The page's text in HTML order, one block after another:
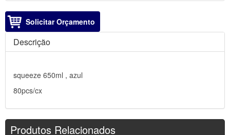
Solicitar Orçamento
Descrição
squeeze 650ml , azul
80pcs/cx
Produtos Relacionados